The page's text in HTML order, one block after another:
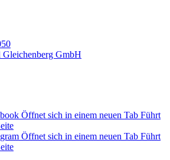
GmbH
Öffnet sich in einem neuen Tab Führt
Öffnet sich in einem neuen Tab Führt